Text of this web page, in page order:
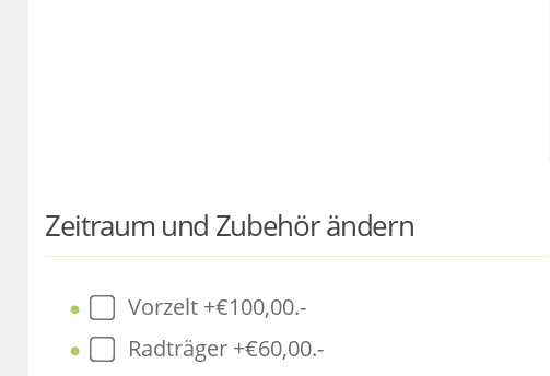
Zeitraum und Zubehör ändern
Vorzelt +€100,00.-
Radträger +€60,00.-